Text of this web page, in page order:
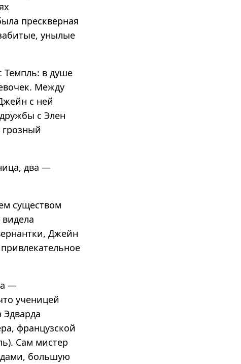
прескверная
унылые
Темпль: в душе
Между
с ней
с Элен
два —
существом
Джейн
—
ученицей
Эдварда
французской
Сам мистер
большую